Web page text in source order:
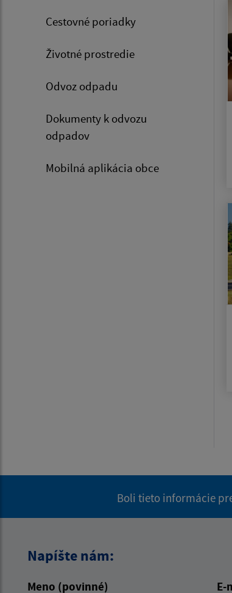
Cestovné poriadky
Životné prostredie
Odvoz odpadu
Dokumenty k odvozu
odpadov
Mobilná aplikácia obce
Boli tieto informácie
Napíšte nám:
Meno (povinné) E-